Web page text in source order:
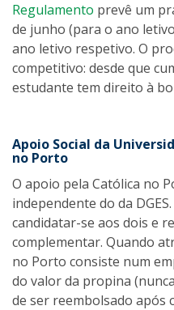
Regulamento prevê um
de junho (para o ano
ano letivo respetivo. O
competitivo: desde que
estudante tem direito à
Apoio Social da
no Porto
O apoio pela Católica no
independente do da
candidatar-se aos dois e
complementar. Quando
no Porto consiste num
do valor da propina
de ser reembolsado após